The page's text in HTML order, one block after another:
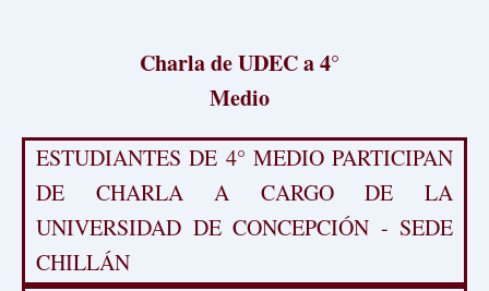
Charla de UDEC a 4°
Medio
ESTUDIANTES DE 4° MEDIO PARTICIPAN
DE CHARLA A CARGO DE LA
UNIVERSIDAD DE CONCEPCIÓN - SEDE
CHILLÁN